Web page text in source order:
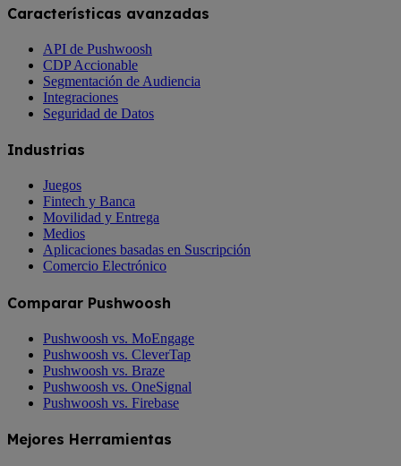
Características avanzadas
API de Pushwoosh
CDP Accionable
Segmentación de Audiencia
Integraciones
Seguridad de Datos
Industrias
Juegos
Fintech y Banca
Movilidad y Entrega
Medios
Aplicaciones basadas en Suscripción
Comercio Electrónico
Comparar Pushwoosh
Pushwoosh vs. MoEngage
Pushwoosh vs. CleverTap
Pushwoosh vs. Braze
Pushwoosh vs. OneSignal
Pushwoosh vs. Firebase
Mejores Herramientas